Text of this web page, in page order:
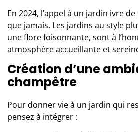
En 2024, l’appel à un jardin ivre
que jamais. Les jardins au style
une flore foisonnante, sont à
atmosphère accueillante et
Création d’une
champêtre
Pour donner vie à un jardin qui
pensez à intégrer :